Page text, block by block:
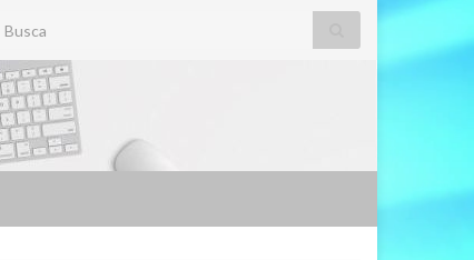
Search for: